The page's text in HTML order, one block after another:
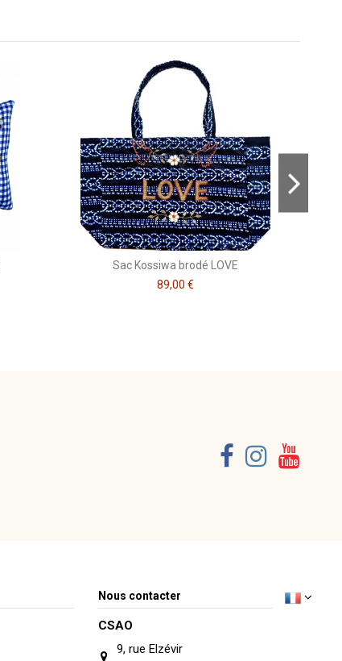
Consulter, révoquer ou modifier des données
Sac Kossiwa brodé LOVE
89,00 €
Nous contacter
CSAO
9, rue Elzévir